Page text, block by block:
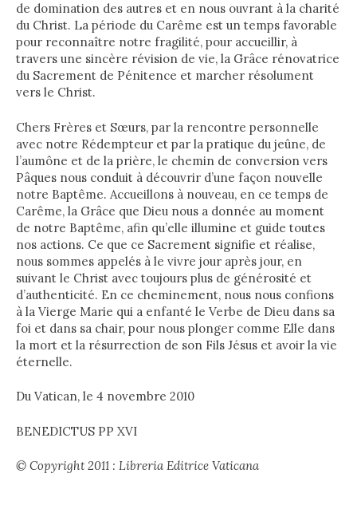
de domination des autres et en nous ouvrant à la charité
du Christ. La période du Carême est un temps favorable
pour reconnaître notre fragilité, pour accueillir, à
travers une sincère révision de vie, la Grâce rénovatrice
du Sacrement de Pénitence et marcher résolument
vers le Christ.
Chers Frères et Sœurs, par la rencontre personnelle
avec notre Rédempteur et par la pratique du jeûne, de
l’aumône et de la prière, le chemin de conversion vers
Pâques nous conduit à découvrir d’une façon nouvelle
notre Baptême. Accueillons à nouveau, en ce temps de
Carême, la Grâce que Dieu nous a donnée au moment
de notre Baptême, afin qu’elle illumine et guide toutes
nos actions. Ce que ce Sacrement signifie et réalise,
nous sommes appelés à le vivre jour après jour, en
suivant le Christ avec toujours plus de générosité et
d’authenticité. En ce cheminement, nous nous confions
à la Vierge Marie qui a enfanté le Verbe de Dieu dans sa
foi et dans sa chair, pour nous plonger comme Elle dans
la mort et la résurrection de son Fils Jésus et avoir la vie
éternelle.
Du Vatican, le 4 novembre 2010
BENEDICTUS PP XVI
© Copyright 2011 : Libreria Editrice Vaticana